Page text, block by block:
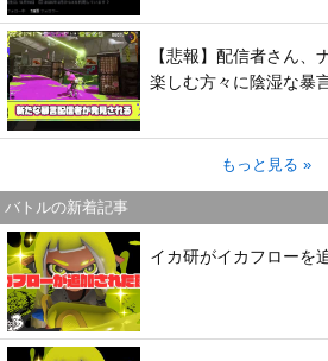
【悲報】配信者さん、
楽しむ方々に陰湿な暴
もっと見る »
バトルの新着記事
イカ研がイカフローを